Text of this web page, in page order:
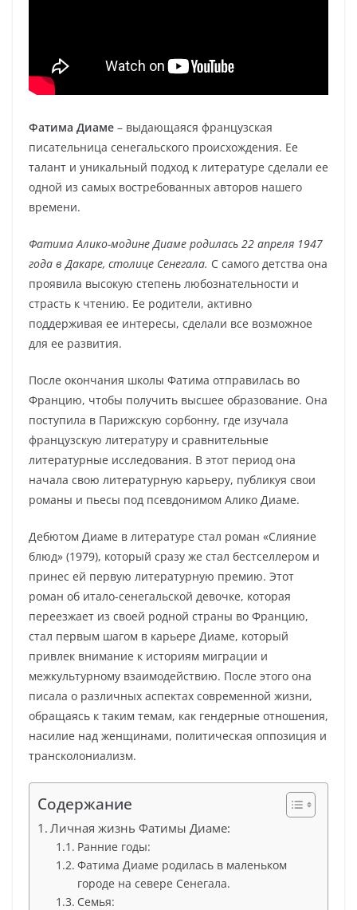
Фатима Диаме – выдающаяся французская
писательница сенегальского происхождения. Ее
талант и уникальный подход к литературе сделали ее
одной из самых востребованных авторов нашего
времени.
Фатима Алико-модине Диаме родилась 22 апреля 1947
года в Дакаре, столице Сенегала. С самого детства она
проявила высокую степень любознательности и
страсть к чтению. Ее родители, активно
поддерживая ее интересы, сделали все возможное
для ее развития.
После окончания школы Фатима отправилась во
Францию, чтобы получить высшее образование. Она
поступила в Парижскую сорбонну, где изучала
французскую литературу и сравнительные
литературные исследования. В этот период она
начала свою литературную карьеру, публикуя свои
романы и пьесы под псевдонимом Алико Диаме.
Дебютом Диаме в литературе стал роман «Слияние
блюд» (1979), который сразу же стал бестселлером и
принес ей первую литературную премию. Этот
роман об итало-сенегальской девочке, которая
переезжает из своей родной страны во Францию,
стал первым шагом в карьере Диаме, который
привлек внимание к историям миграции и
межкультурному взаимодействию. После этого она
писала о различных аспектах современной жизни,
обращаясь к таким темам, как гендерные отношения,
насилие над женщинами, политическая оппозиция и
трансколониализм.
Содержание
Личная жизнь Фатимы Диаме:
Ранние годы:
Фатима Диаме родилась в маленьком
городе на севере Сенегала.
Семья: